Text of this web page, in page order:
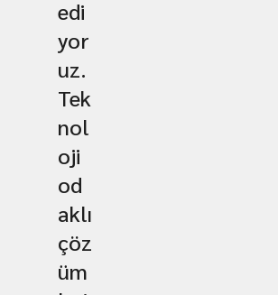
edi
yor
uz.
Tek
nol
oji
od
aklı
çöz
üm